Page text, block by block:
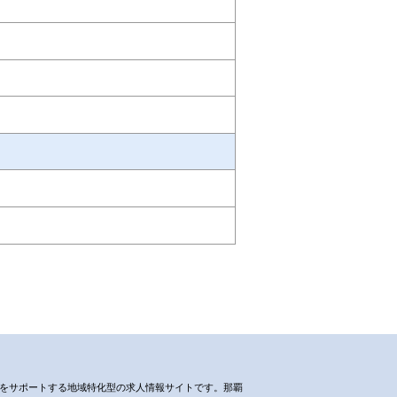
サポートする地域特化型の求人情報サイトです。那覇